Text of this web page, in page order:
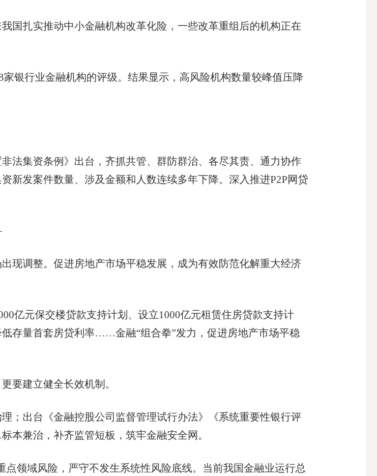
扎实推动中小金融机构改革化险，一些改革重组后的机构正在
行业金融机构的评级。结果显示，高风险机构数量较峰值压降
集资条例》出台，齐抓共管、群防群治、各尽其责、通力协作
新发案件数量、涉及金额和人数连续多年下降。深入推进P2P网贷
调整。促进房地产市场平稳发展，成为有效防范化解重大经济
元保交楼贷款支持计划、设立1000亿元租赁住房贷款支持计
存量首套房贷利率……金融“组合拳”发力，促进房地产市场平稳
建立健全长效机制。
出台《金融控股公司监督管理试行办法》《系统重要性银行评
兼治，补齐监管短板，筑牢金融安全网。
领域风险，严守不发生系统性风险底线。当前我国金融业运行总